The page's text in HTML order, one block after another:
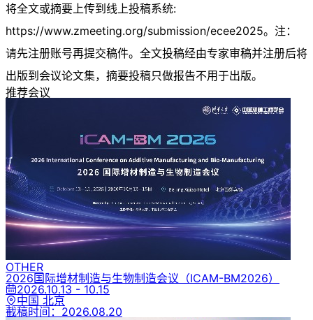
将全文或摘要上传到线上投稿系统:
https://www.zmeeting.org/submission/ecee2025。注：
请先注册账号再提交稿件。全文投稿经由专家审稿并注册后将
出版到会议论文集，摘要投稿只做报告不用于出版。
推荐会议
OTHER
2026国际增材制造与生物制造会议 （ICAM-BM2026）
2026.10.13 - 10.15
中国 北京
截稿时间： 2026.08.20